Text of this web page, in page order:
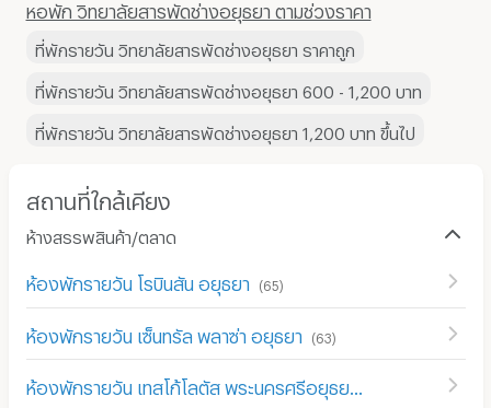
หอพัก วิทยาลัยสารพัดช่างอยุธยา ตามช่วงราคา
ที่พักรายวัน วิทยาลัยสารพัดช่างอยุธยา ราคาถูก
ที่พักรายวัน วิทยาลัยสารพัดช่างอยุธยา 600 - 1,200 บาท
ที่พักรายวัน วิทยาลัยสารพัดช่างอยุธยา 1,200 บาท ขึ้นไป
สถานที่ใกล้เคียง
ห้างสรรพสินค้า/ตลาด
ห้องพักรายวัน โรบินสัน อยุธยา (65)
ห้องพักรายวัน เซ็นทรัล พลาซ่า อยุธยา (63)